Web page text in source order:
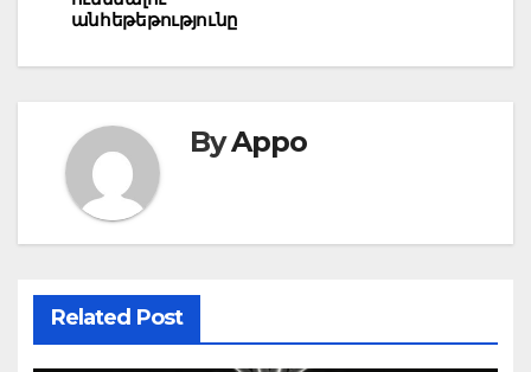
անհեթեթությունը
ByAppo
Related Post